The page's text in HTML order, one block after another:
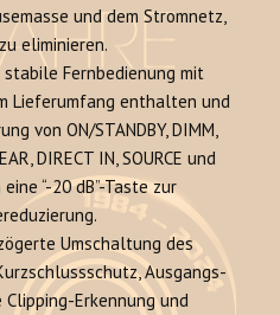
und dem Stromnetz,
eliminieren.
stabile Fernbedienung mit
Lieferumfang enthalten und
von ON/STANDBY, DIMM,
DIRECT IN, SOURCE und
“-20 dB”-Taste zur
Umschaltung des
Ausgangs-
Erkennung und